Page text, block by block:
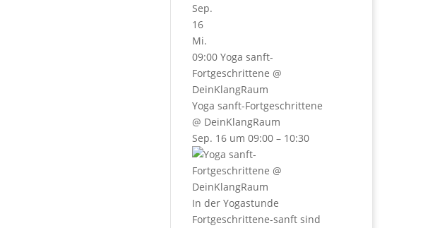
Sep.
16
Mi.
09:00 Yoga sanft-
Fortgeschrittene @
DeinKlangRaum
Yoga sanft-Fortgeschrittene
@ DeinKlangRaum
Sep. 16 um 09:00 – 10:30
In der Yogastunde
Fortgeschrittene-sanft sind